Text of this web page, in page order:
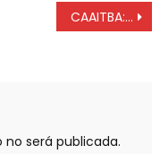
CAAITBA: Eximición relación de dependencia 100% para los años 2024 y 2025
será publicada.